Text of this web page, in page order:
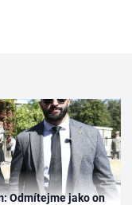
Odmítejme jako on